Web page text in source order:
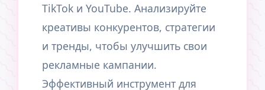
TikTok и YouTube. Анализируйте
креативы конкурентов, стратегии
и тренды, чтобы улучшить свои
рекламные кампании.
Эффективный инструмент для